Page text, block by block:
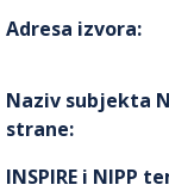
Adresa izvora:
Naziv subjekta
strane:
INSPIRE i NIPP